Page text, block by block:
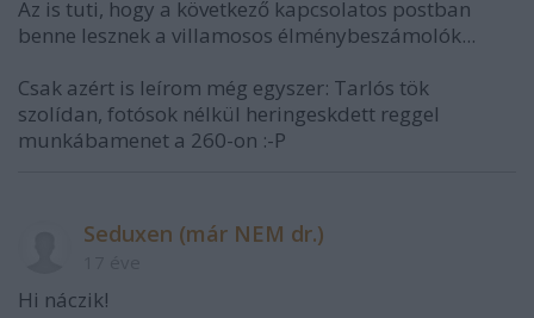
Az is tuti, hogy a következő kapcsolatos postban
benne lesznek a villamosos élménybeszámolók...
Csak azért is leírom még egyszer: Tarlós tök
szolídan, fotósok nélkül heringeskdett reggel
munkábamenet a 260-on :-P
Seduxen (már NEM dr.)
Hi náczik!